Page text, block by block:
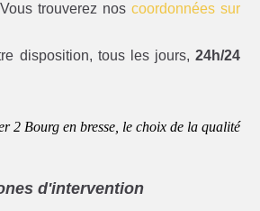
trouverez nos coordonnées sur
disposition, tous les jours, 24h/24
2 Bourg en bresse, le choix de la qualité
d'intervention